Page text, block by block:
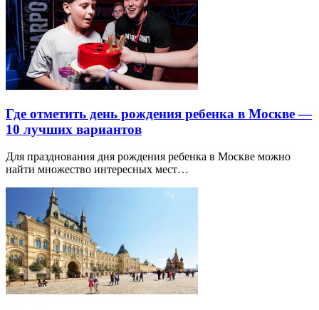
Где отметить день рождения ребенка в Москве —
10 лучших вариантов
Для празднования дня рождения ребенка в Москве можно
найти множество интересных мест…